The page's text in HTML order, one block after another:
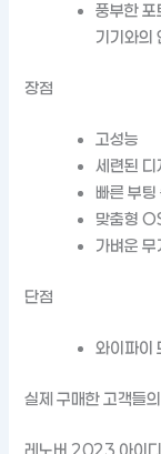
풍부한 포
기기와의
장점
고성능
세련된 디
빠른 부팅
맞춤형
가벼운 무
단점
와이파이
실제 구매한 고객들
레노버 2023 아이디